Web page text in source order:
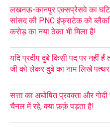
लखनऊ-कानपुर एक्सप्रेसवे का
सांसद की PNC इंफ्राटेक को
करोड़ का नया ठेका भी मिला है!
यदि प्रदीप दुबे किसी पद पर नहीं
जी को लेकर दुबे का नाम लिखे
सत्ता का अघोषित प्रवक्ता और
चैनल में रहे, क्या फ़र्क़ पड़ता है!